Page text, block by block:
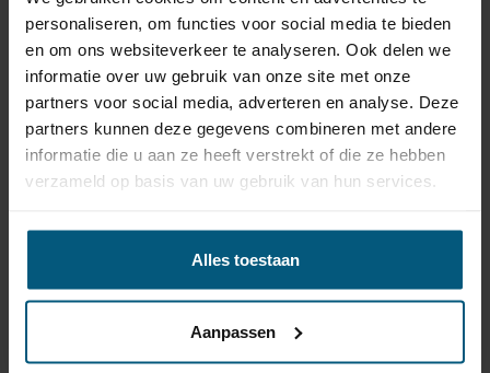
personaliseren, om functies voor social media te bieden
en om ons websiteverkeer te analyseren. Ook delen we
informatie over uw gebruik van onze site met onze
partners voor social media, adverteren en analyse. Deze
partners kunnen deze gegevens combineren met andere
informatie die u aan ze heeft verstrekt of die ze hebben
verzameld op basis van uw gebruik van hun services.
Alles toestaan
Aanpassen
De verticaal afneembare trekhaak is de meest discrete
optie. Wanneer deze is verwijderd, blijft er nauwelijks
een zichtbare bevestiging achter.
Trekhaak kabelsetsdie geschikt zijn voor je
Toyota Corolla, (type E11) 4 deurs, Sedan |
geleverd.
De originele kabelsets komen van premium merken
zoalsECS, Erich JaegerofJaeger.